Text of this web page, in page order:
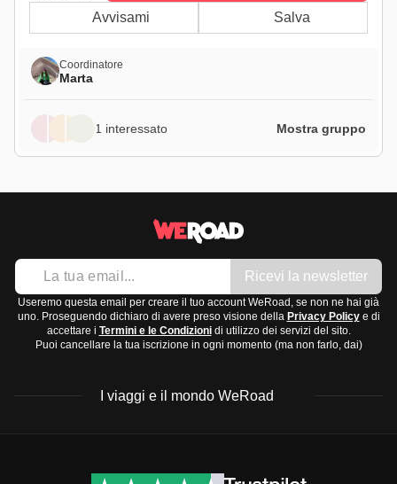
Avvisami Salva
Coordinatore
Marta
1 interessato Mostra gruppo
Ricevi la newsletter
Useremo questa email per creare il tuo account WeRoad, se non ne hai già
uno. Proseguendo dichiaro di avere preso visione della Privacy Policye di
accettare i Termini e le Condizionidi utilizzo dei servizi del sito.
Puoi cancellare la tua iscrizione in ogni momento (ma non farlo, dai)
I viaggi e il mondo WeRoad